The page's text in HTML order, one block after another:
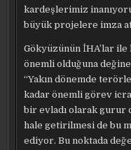
kardeşlerimiz
büyük projelere imza
Gökyüzünün İHA’lar
önemli olduğuna
“Yakın dönemde
kadar önemli görev
bir evladı olarak gurur
hale getirilmesi de bu
ediyor. Bu noktada